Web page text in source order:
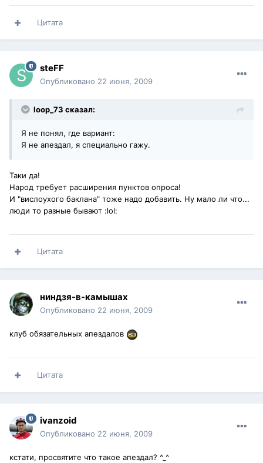
Цитата
steFF
Опубликовано 22 июня, 2009
loop_73 сказал:
Я не понял, где вариант:
Я не апездал, я специально гажу.
Таки да!
Народ требует расширения пунктов опроса!
И "вислоухого баклана" тоже надо добавить. Ну мало ли что...
люди то разные бывают :lol:
Цитата
ниндзя-в-камышах
Опубликовано 22 июня, 2009
клуб обязательных апездалов
Цитата
ivanzoid
Опубликовано 22 июня, 2009
кстати, просвятите что такое апездал? ^_^